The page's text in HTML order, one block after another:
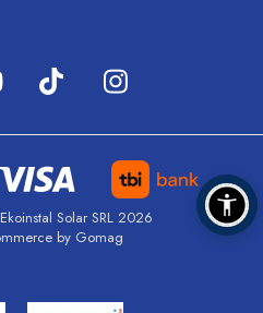
Solar SRL 2026
by Gomag